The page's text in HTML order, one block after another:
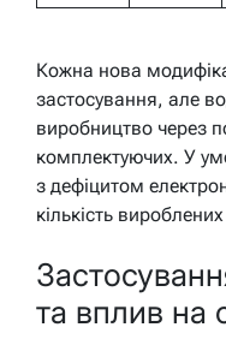
Кожна нова
застосування, але
виробництво через
комплектуючих. У
з дефіцитом
кількість
та вплив на